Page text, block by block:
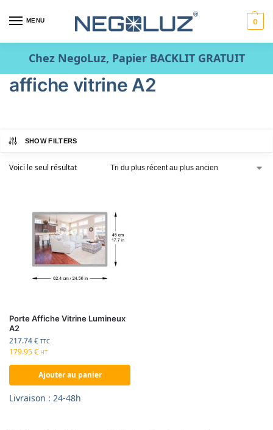
MENU 0
Chez NegoLuz, Papier BACKLIT GRATUIT
affiche vitrine A2
SHOW FILTERS
Voici le seul résultat
Porte Affiche Vitrine Lumineux
A2
217.74€ TTC
179.95€ HT
Ajouter au panier
Livraison : 24-48h